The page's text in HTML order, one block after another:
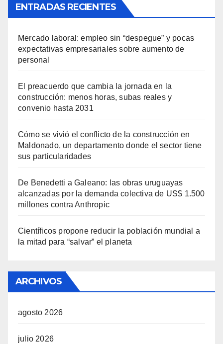
ENTRADAS RECIENTES
Mercado laboral: empleo sin “despegue” y pocas
expectativas empresariales sobre aumento de
personal
El preacuerdo que cambia la jornada en la
construcción: menos horas, subas reales y
convenio hasta 2031
Cómo se vivió el conflicto de la construcción en
Maldonado, un departamento donde el sector tiene
sus particularidades
De Benedetti a Galeano: las obras uruguayas
alcanzadas por la demanda colectiva de US$ 1.500
millones contra Anthropic
Científicos propone reducir la población mundial a
la mitad para “salvar” el planeta
ARCHIVOS
agosto 2026
julio 2026